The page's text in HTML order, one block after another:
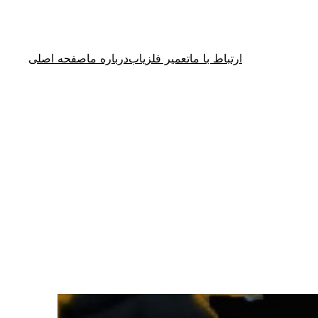
ارتباط با ماتعمیر فلزیابدرباره ماصفحه اصلی